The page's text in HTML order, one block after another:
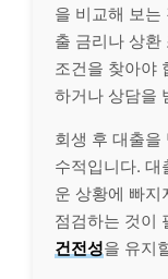
을 비교해 보는
출 금리나 상환
조건을 찾아야
하거나 상담을
회생 후 대출을
수적입니다. 대
운 상황에 빠지
점검하는 것이
건전성을 유지